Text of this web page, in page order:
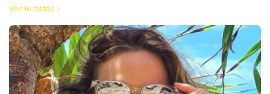
Voir le détail